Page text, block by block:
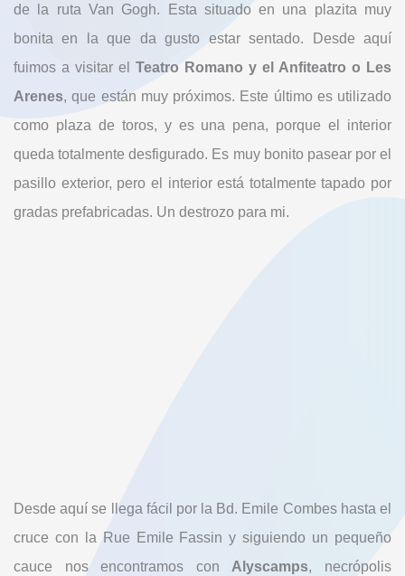
de la ruta Van Gogh. Esta situado en una plazita muy
bonita en la que da gusto estar sentado. Desde aquí
fuimos a visitar el Teatro Romano y el Anfiteatro o Les
Arenes, que están muy próximos. Este último es utilizado
como plaza de toros, y es una pena, porque el interior
queda totalmente desfigurado. Es muy bonito pasear por el
pasillo exterior, pero el interior está totalmente tapado por
gradas prefabricadas. Un destrozo para mi.
Desde aquí se llega fácil por la Bd. Emile Combes hasta el
cruce con la Rue Emile Fassin y siguiendo un pequeño
cauce nos encontramos con Alyscamps, necrópolis